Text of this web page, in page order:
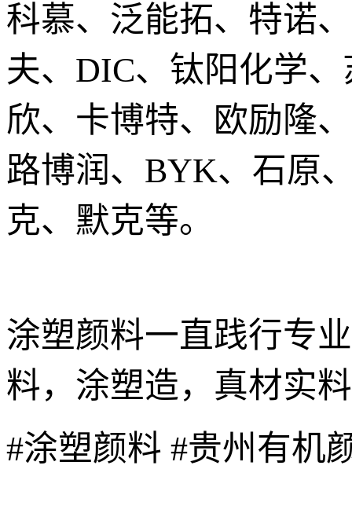
科慕、泛能拓、特诺
夫、DIC、钛阳化学
欣、卡博特、欧励隆
路博润、BYK、石原
克、默克等。
涂塑颜料一直践行专
料，涂塑造，真材实
#涂塑颜料 #贵州有机